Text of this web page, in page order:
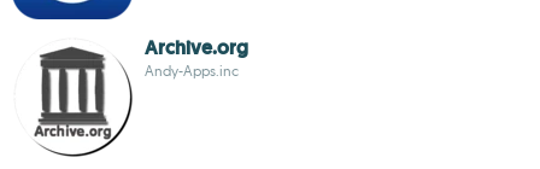
Archive.org
Andy-Apps.inc